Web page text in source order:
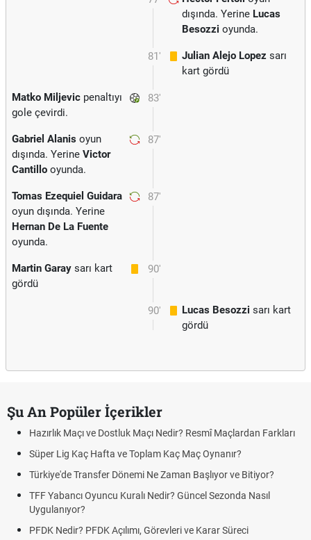
dışında. Yerine Lucas
Besozzi oyunda.
81' Julian Alejo Lopez sarı
kart gördü
83'
Matko Miljevic penaltıyı
gole çevirdi.
87'
Gabriel Alanis oyun
dışında. Yerine Victor
Cantillo oyunda.
87'
Tomas Ezequiel Guidara
oyun dışında. Yerine
Hernan De La Fuente
oyunda.
90'
Martin Garay sarı kart
gördü
90' Lucas Besozzi sarı kart
gördü
Şu An Popüler İçerikler
Hazırlık Maçı ve Dostluk Maçı Nedir? Resmî Maçlardan Farkları
Süper Lig Kaç Hafta ve Toplam Kaç Maç Oynanır?
Türkiye'de Transfer Dönemi Ne Zaman Başlıyor ve Bitiyor?
TFF Yabancı Oyuncu Kuralı Nedir? Güncel Sezonda Nasıl
Uygulanıyor?
PFDK Nedir? PFDK Açılımı, Görevleri ve Karar Süreci